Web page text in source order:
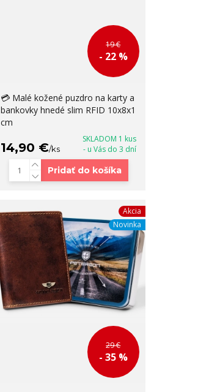
19 €
- 22 %
💳 Malé kožené puzdro na karty a
bankovky hnedé slim RFID 10x8x1
cm
14,90 €/ks
SKLADOM 1 kus
- u Vás do 3 dní
Pridať do košíka
Akcia
Novinka
29 €
- 35 %